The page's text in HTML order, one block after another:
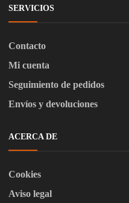
SERVICIOS
Contacto
Mi cuenta
Seguimiento de pedidos
Envíos y devoluciones
ACERCA DE
Cookies
Aviso legal